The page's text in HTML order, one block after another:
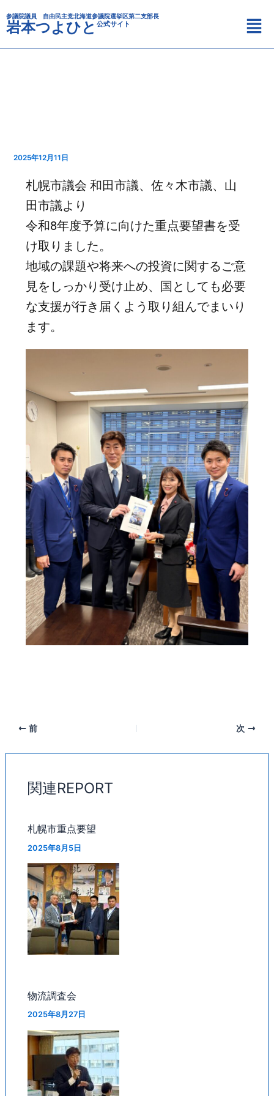
容
を
ス
参議院議員 自由民主党北海道参議院選挙区第二支部長
岩本つよひと 公式サイト
メ
ニ
ュ
2025年12月11日
札幌市議会 和田市議、佐々木市議、山
田市議より
令和8年度予算に向けた重点要望書を受
け取りました。
地域の課題や将来への投資に関するご意
見をしっかり受け止め、国としても必要
な支援が行き届くよう取り組んでまいり
ます。
前 次
関連REPORT
札幌市重点要望
2025年8月5日
物流調査会
2025年8月27日
テ
ゴ